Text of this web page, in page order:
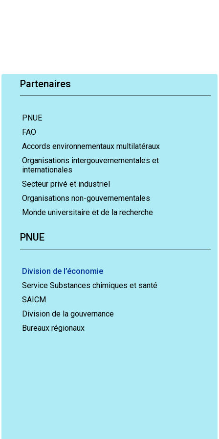
Partenaires
PNUE
FAO
Accords environnementaux multilatéraux
Organisations intergouvernementales et
internationales
Secteur privé et industriel
Organisations non-gouvernementales
Monde universitaire et de la recherche
PNUE
Division de l’économie
Service Substances chimiques et santé
SAICM
Division de la gouvernance
Bureaux régionaux